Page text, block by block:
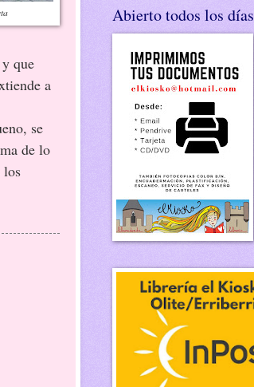
que
a
se
de lo
los
Abierto todos los días